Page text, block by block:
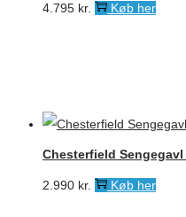
4.795 kr. Køb her
Chesterfield Sengegavl
2.990 kr. Køb her